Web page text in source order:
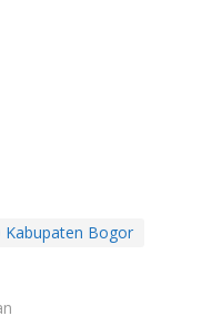
Kabupaten Bogor